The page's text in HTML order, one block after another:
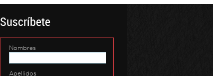
Suscríbete
Nombres
Apellidos